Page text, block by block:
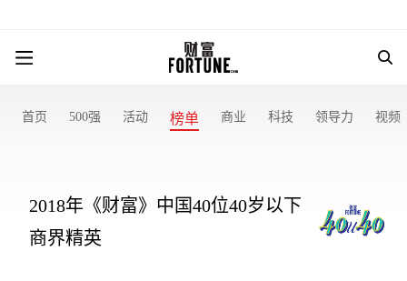
首页 500强 活动 榜单 商业 科技 领导力 视频
2018年《财富》中国40位40岁以下
商界精英